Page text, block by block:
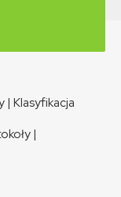
| Klasyfikacja
|